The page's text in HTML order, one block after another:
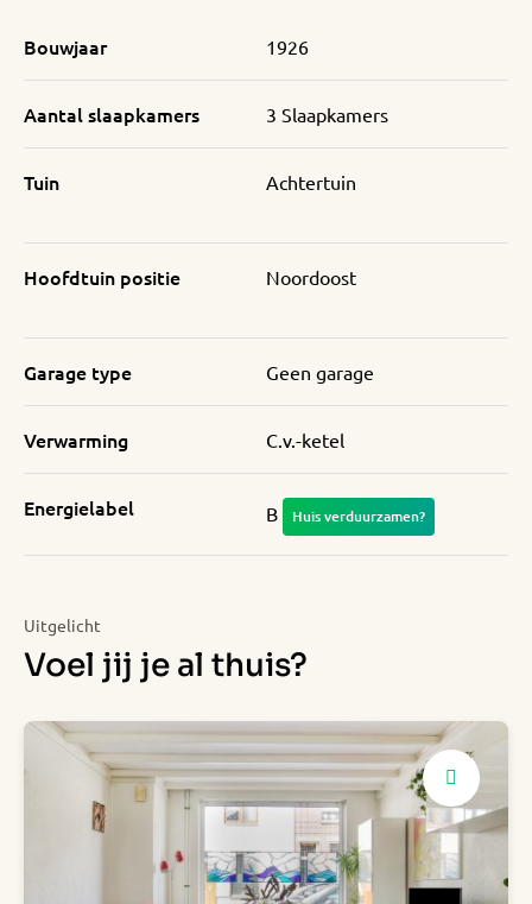
Bouwjaar 1926
Aantal slaapkamers 3 Slaapkamers
Tuin Achtertuin
Hoofdtuin positie Noordoost
Garage type Geen garage
Verwarming C.v.-ketel
Energielabel B Huis verduurzamen?
Uitgelicht
Voel jij je al thuis?